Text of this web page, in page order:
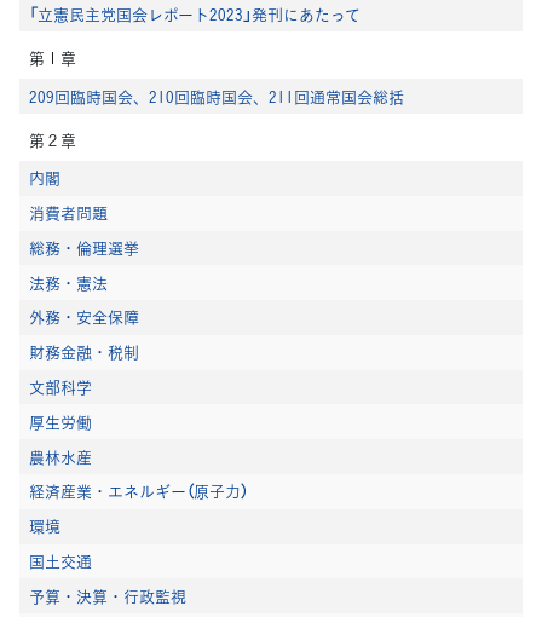
「立憲民主党国会レポート2023」発刊にあたって
第１章
209回臨時国会、210回臨時国会、211回通常国会総括
第２章
内閣
消費者問題
総務・倫理選挙
法務・憲法
外務・安全保障
財務金融・税制
文部科学
厚生労働
農林水産
経済産業・エネルギー（原子力）
環境
国土交通
予算・決算・行政監視